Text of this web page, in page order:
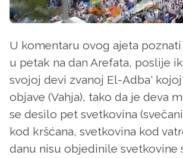
U komentaru ovog ajeta
u petak na dan Arefata, poslije
svojoj devi zvanoj El-Adba'
objave (Vahja), tako da je deva
se desilo pet svetkovina
kod kršćana, svetkovina kod
danu nisu objedinile svetkovine